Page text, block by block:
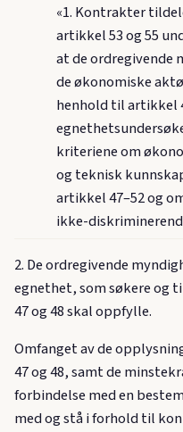
«1. Kontrakter
artikkel 53 og 55
at de ordregivende
de økonomiske
henhold til artikkel
kriteriene om
og teknisk
artikkel 47–52 og
ikke-
2. De ordregivende
egnethet, som søkere og
47 og 48 skal oppfylle.
Omfanget av de
47 og 48, samt de
forbindelse med en
med og stå i forhold til